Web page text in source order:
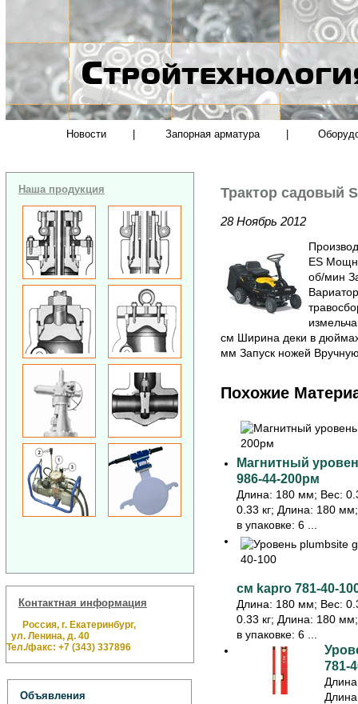
Новости Запорная арматура
Наша продукция
Контактная информация
Россия, г. Екатеринбург,
ул. Ленина, д. 40
Тел./факс: +7 (343) 337896
Объявления
Трактор садовый
28 Ноябрь 2012
ES
об/мин
см Ширина деки в
мм Запуск ножей
Похожие
Магнитный
986-44-200рм
Длина: 180 мм; Вес:
0.33 кг; Длина: 180
в упаковке: 6 ...
см kapro 781-40-
Длина: 180 мм; Вес:
0.33 кг; Длина: 180
в упаковке: 6 ...
781-